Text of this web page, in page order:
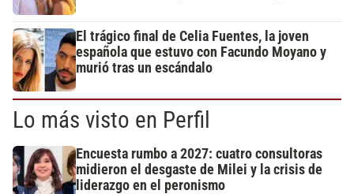
El trágico final de Celia Fuentes, la joven
española que estuvo con Facundo Moyano y
murió tras un escándalo
Lo más visto en Perfil
Encuesta rumbo a 2027: cuatro consultoras
midieron el desgaste de Milei y la crisis de
liderazgo en el peronismo